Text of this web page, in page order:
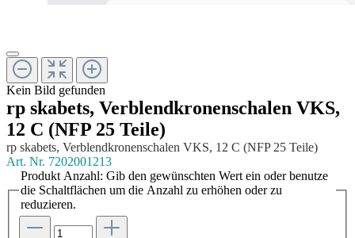
Kein Bild gefunden
rp skabets, Verblendkronenschalen VKS,
12 C (NFP 25 Teile)
rp skabets, Verblendkronenschalen VKS, 12 C (NFP 25 Teile)
Art. Nr. 7202001213
Produkt Anzahl: Gib den gewünschten Wert ein oder benutze
die Schaltflächen um die Anzahl zu erhöhen oder zu
reduzieren.